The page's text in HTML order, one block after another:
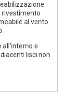
rivestimento
al vento
all'interno e
lisci non